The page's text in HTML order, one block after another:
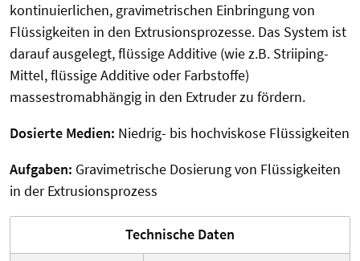
kontinuierlichen, gravimetrischen Einbringung von
Flüssigkeiten in den Extrusionsprozesse. Das System ist
darauf ausgelegt, flüssige Additive (wie z.B. Striiping-
Mittel, flüssige Additive oder Farbstoffe)
massestromabhängig in den Extruder zu fördern.
Dosierte Medien: Niedrig- bis hochviskose Flüssigkeiten
Aufgaben: Gravimetrische Dosierung von Flüssigkeiten
in der Extrusionsprozess
Technische Daten